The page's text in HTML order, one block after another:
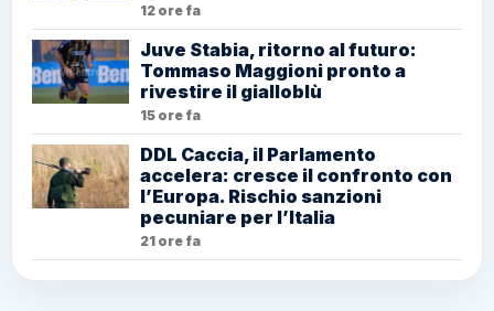
12 ore fa
Juve Stabia, ritorno al futuro:
Tommaso Maggioni pronto a
rivestire il gialloblù
15 ore fa
DDL Caccia, il Parlamento
accelera: cresce il confronto con
l’Europa. Rischio sanzioni
pecuniare per l’Italia
21 ore fa